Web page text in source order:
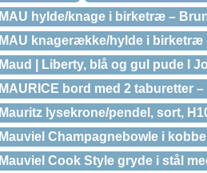
MAU hylde/knage i birketræ –
MAU knagerække/hylde i birketræ
Maud | Liberty, blå og gul pude I
MAURICE bord med 2 taburetter
Mauritz lysekrone/pendel, sort,
Mauviel Champagnebowle i
Mauviel Cook Style gryde i stål